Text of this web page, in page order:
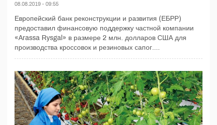
08.08.2019 - 09:55
Европейский банк реконструкции и развития (ЕБРР)
предоставил финансовую поддержку частной компании
«Arassa Rysgal» в размере 2 млн. долларов США для
производства кроссовок и резиновых сапог....